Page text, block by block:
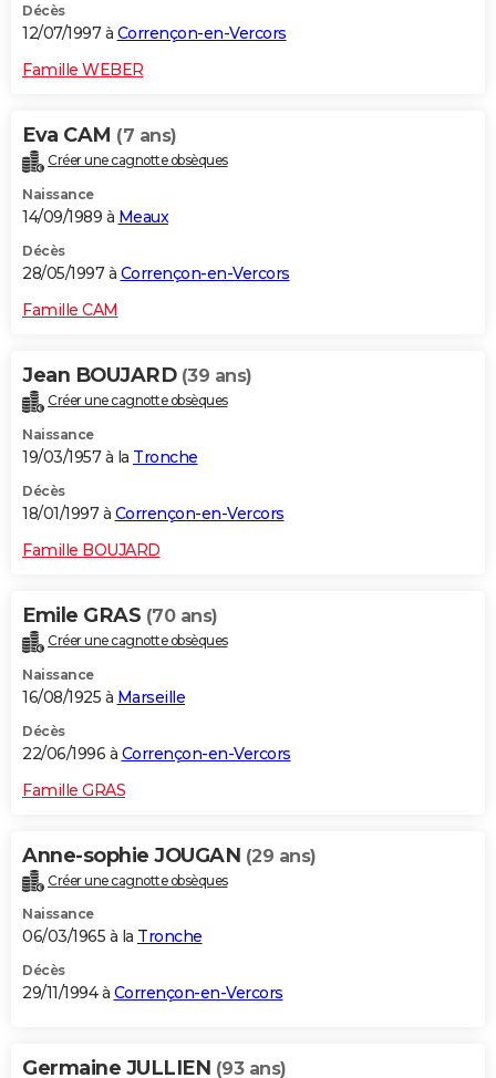
Décès
12/07/1997 à Corrençon-en-Vercors
Famille WEBER
Eva CAM (7 ans)
Créer une cagnotte obsèques
Naissance
14/09/1989 à Meaux
Décès
28/05/1997 à Corrençon-en-Vercors
Famille CAM
Jean BOUJARD (39 ans)
Créer une cagnotte obsèques
Naissance
19/03/1957 à la Tronche
Décès
18/01/1997 à Corrençon-en-Vercors
Famille BOUJARD
Emile GRAS (70 ans)
Créer une cagnotte obsèques
Naissance
16/08/1925 à Marseille
Décès
22/06/1996 à Corrençon-en-Vercors
Famille GRAS
Anne-sophie JOUGAN (29 ans)
Créer une cagnotte obsèques
Naissance
06/03/1965 à la Tronche
Décès
29/11/1994 à Corrençon-en-Vercors
Germaine JULLIEN (93 ans)